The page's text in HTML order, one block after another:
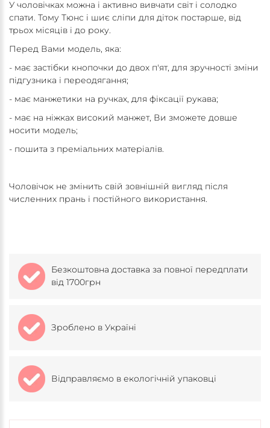
У чоловічках можна і активно вивчати світ і солодко
спати. Тому Тюнс і шиє сліпи для діток постарше, від
трьох місяців і до року.
Перед Вами модель, яка:
- має застібки кнопочки до двох п'ят, для зручності зміни
підгузника і переодягання;
- має манжетики на ручках, для фіксації рукава;
- має на ніжках високий манжет, Ви зможете довше
носити модель;
- пошита з преміальних матеріалів.
Чоловічок не змінить свій зовнішній вигляд після
численних прань і постійного використання.
Безкоштовна доставка за повної передплати
від 1700грн
Зроблено в Україні
Відправляємо в екологічній упаковці